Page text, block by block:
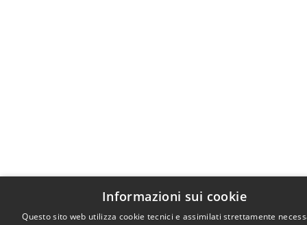
Informazioni sui cookie
Questo sito web utilizza cookie tecnici e assimilati strettamente